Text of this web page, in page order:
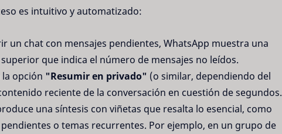
es intuitivo y automatizado:
un chat con mensajes pendientes, WhatsApp muestra una
que indica el número de mensajes no leídos.
la opción "Resumir en privado" (o similar, dependiendo del
reciente de la conversación en cuestión de segundos.
una síntesis con viñetas que resalta lo esencial, como
o temas recurrentes. Por ejemplo, en un grupo de